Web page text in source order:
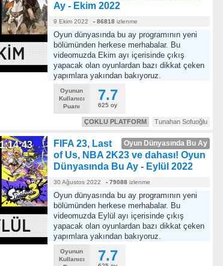
Ay - Ekim 2022
9 Ekim 2022 - 86818 izlenme
Oyun dünyasında bu ay programının yeni
bölümünden herkese merhabalar. Bu
videomuzda Ekim ayı içerisinde çıkış
yapacak olan oyunlardan bazı dikkat çeken
yapımlara yakından bakıyoruz.
Oyunun
Kullanıcı
Puanı
7.7
625 oy
Tunahan Sofuoğlu
ÇOKLU PLATFORM
Oyun Dünyasında Bu Ay
FIFA 23, Last
of Us, NBA 2K23 ve dahası! Oyun
Dünyasında Bu Ay - Eylül 2022
30 Ağustos 2022 - 79088 izlenme
Oyun dünyasında bu ay programının yeni
bölümünden herkese merhabalar. Bu
videomuzda Eylül ayı içerisinde çıkış
yapacak olan oyunlardan bazı dikkat çeken
yapımlara yakından bakıyoruz.
Oyunun
Kullanıcı
7.7